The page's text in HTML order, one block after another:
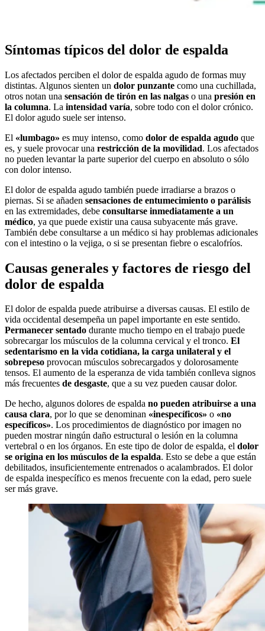
Síntomas típicos del dolor de espalda
Los afectados perciben el dolor de espalda agudo de formas muy
distintas. Algunos sienten un dolor punzante como una cuchillada,
otros notan una sensación de tirón en las nalgas o una presión en
la columna. La intensidad varía, sobre todo con el dolor crónico.
El dolor agudo suele ser intenso.
El «lumbago» es muy intenso, como dolor de espalda agudo que
es, y suele provocar una restricción de la movilidad. Los afectados
no pueden levantar la parte superior del cuerpo en absoluto o sólo
con dolor intenso.
El dolor de espalda agudo también puede irradiarse a brazos o
piernas. Si se añaden sensaciones de entumecimiento o parálisis
en las extremidades, debe consultarse inmediatamente a un
médico, ya que puede existir una causa subyacente más grave.
También debe consultarse a un médico si hay problemas adicionales
con el intestino o la vejiga, o si se presentan fiebre o escalofríos.
Causas generales y factores de riesgo del
dolor de espalda
El dolor de espalda puede atribuirse a diversas causas. El estilo de
vida occidental desempeña un papel importante en este sentido.
Permanecer sentado durante mucho tiempo en el trabajo puede
sobrecargar los músculos de la columna cervical y el tronco. El
sedentarismo en la vida cotidiana, la carga unilateral y el
sobrepeso provocan músculos sobrecargados y dolorosamente
tensos. El aumento de la esperanza de vida también conlleva signos
más frecuentes de desgaste, que a su vez pueden causar dolor.
De hecho, algunos dolores de espalda no pueden atribuirse a una
causa clara, por lo que se denominan «inespecíficos» o «no
específicos». Los procedimientos de diagnóstico por imagen no
pueden mostrar ningún daño estructural o lesión en la columna
vertebral o en los órganos. En este tipo de dolor de espalda, el dolor
se origina en los músculos de la espalda. Esto se debe a que están
debilitados, insuficientemente entrenados o acalambrados. El dolor
de espalda inespecífico es menos frecuente con la edad, pero suele
ser más grave.